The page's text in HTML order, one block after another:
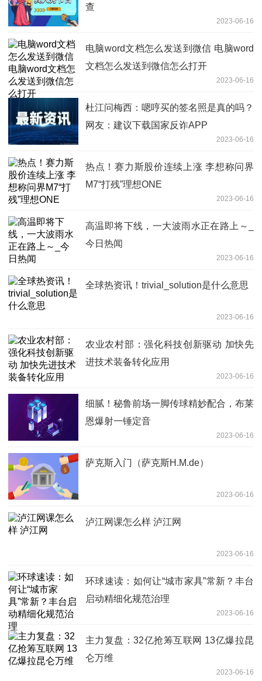
查
2023-06-16
电脑word文档怎么发送到微信 电脑word
文档怎么发送到微信怎么打开
2023-06-16
杜江问梅西：嗯哼买的签名照是真的吗？
网友：建议下载国家反诈APP
2023-06-16
热点！赛力斯股价连续上涨 李想称问界
M7“打残”理想ONE
2023-06-16
高温即将下线，一大波雨水正在路上～_
今日热闻
2023-06-16
全球热资讯！trivial_solution是什么意思
2023-06-16
农业农村部：强化科技创新驱动 加快先
进技术装备转化应用
2023-06-16
细腻！秘鲁前场一脚传球精妙配合，布莱
恩爆射一锤定音
2023-06-16
萨克斯入门（萨克斯H.M.de）
2023-06-16
泸江网课怎么样 泸江网
2023-06-16
环球速读：如何让“城市家具”常新？丰台
启动精细化规范治理
2023-06-16
主力复盘：32亿抢筹互联网 13亿爆拉昆
仑万维
2023-06-16